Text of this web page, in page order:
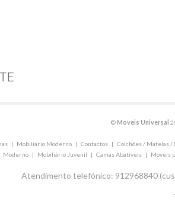
©Moveis Universal
| Mobiliário Moderno| Contactos| Colchões / Matelas /
Moderno| Mobiliário Juvenil | Camas Abatíveis| Móveis
Atendimento telefónico: 912968840